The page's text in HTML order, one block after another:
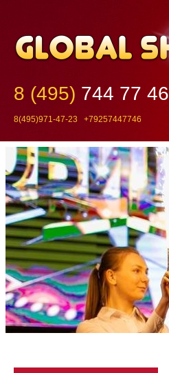
8 (495) 744 77 46
8(495)971-47-23 +79257447746